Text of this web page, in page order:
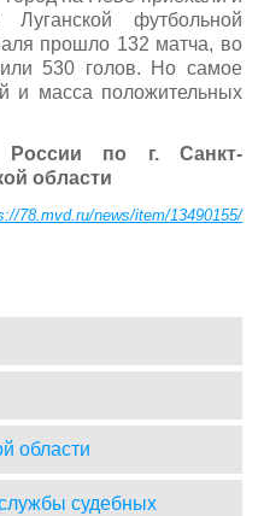
футбольной
прошло 132 матча, во
530 голов. Но самое
и масса положительных
по г. Санкт-
области
78.mvd.ru/news/item/13490155/
области
судебных